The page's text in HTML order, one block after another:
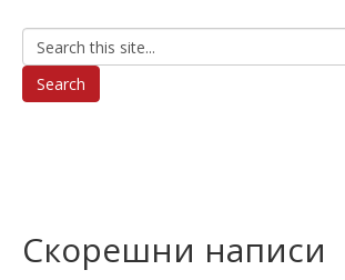
Search
Скорешни написи